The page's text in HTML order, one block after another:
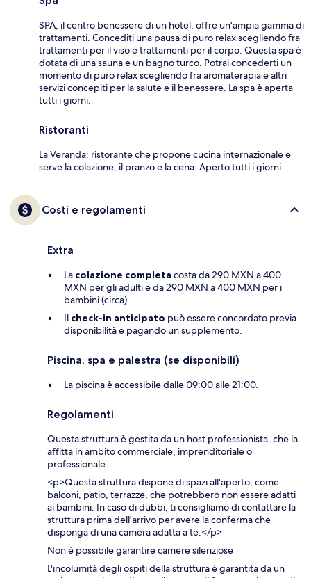
SPA, il centro benessere di un hotel, offre un'ampia gamma di
trattamenti. Concediti una pausa di puro relax scegliendo fra
trattamenti per il viso e trattamenti per il corpo. Questa spa è
dotata di una sauna e un bagno turco. Potrai concederti un
momento di puro relax scegliendo fra aromaterapia e altri
servizi concepiti per la salute e il benessere. La spa è aperta
tutti i giorni.
Ristoranti
La Veranda: ristorante che propone cucina internazionale e
serve la colazione, il pranzo e la cena. Aperto tutti i giorni
Costi e regolamenti
Extra
La colazione completa costa da 290 MXN a 400
MXN per gli adulti e da 290 MXN a 400 MXN per i
bambini (circa).
Il check-in anticipato può essere concordato previa
disponibilità e pagando un supplemento.
Piscina, spa e palestra (se disponibili)
La piscina è accessibile dalle 09:00 alle 21:00.
Regolamenti
Questa struttura è gestita da un host professionista, che la
affitta in ambito commerciale, imprenditoriale o
professionale.
<p>Questa struttura dispone di spazi all'aperto, come
balconi, patio, terrazze, che potrebbero non essere adatti
ai bambini. In caso di dubbi, ti consigliamo di contattare la
struttura prima dell'arrivo per avere la conferma che
disponga di una camera adatta a te.</p>
Non è possibile garantire camere silenziose
L'incolumità degli ospiti della struttura è garantita da un